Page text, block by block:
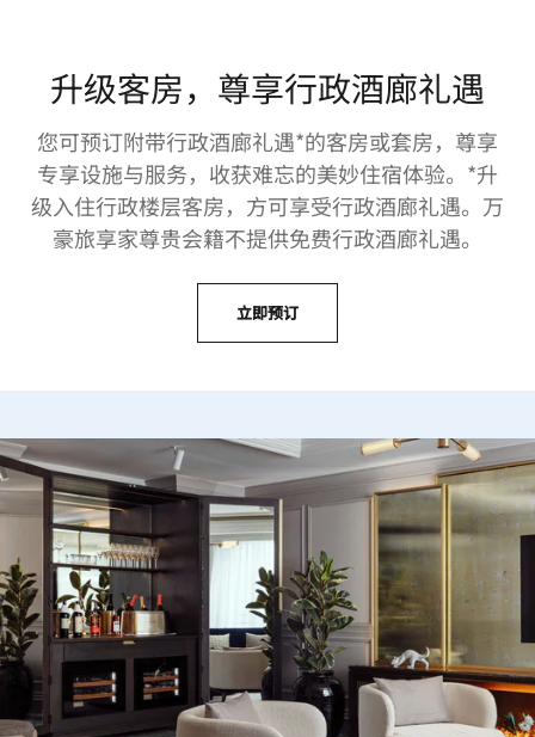
升级客房，尊享行政酒廊礼遇
您可预订附带行政酒廊礼遇*的客房或套房，尊享
专享设施与服务，收获难忘的美妙住宿体验。*升
级入住行政楼层客房，方可享受行政酒廊礼遇。万
豪旅享家尊贵会籍不提供免费行政酒廊礼遇。
立即预订